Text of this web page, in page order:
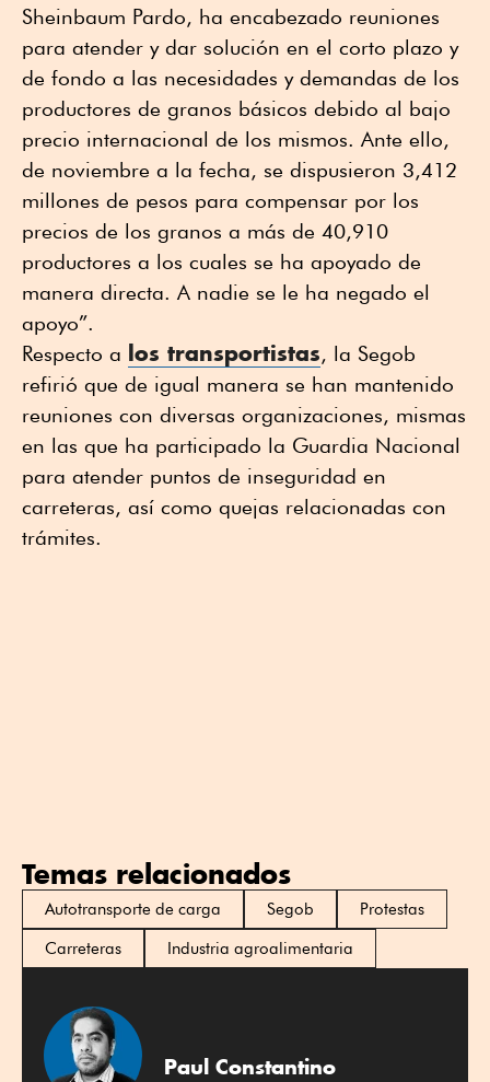
Sheinbaum Pardo, ha encabezado reuniones
para atender y dar solución en el corto plazo y
de fondo a las necesidades y demandas de los
productores de granos básicos debido al bajo
precio internacional de los mismos. Ante ello,
de noviembre a la fecha, se dispusieron 3,412
millones de pesos para compensar por los
precios de los granos a más de 40,910
productores a los cuales se ha apoyado de
manera directa. A nadie se le ha negado el
apoyo”.
Respecto a los transportistas, la Segob
refirió que de igual manera se han mantenido
reuniones con diversas organizaciones, mismas
en las que ha participado la Guardia Nacional
para atender puntos de inseguridad en
carreteras, así como quejas relacionadas con
trámites.
Temas relacionados
Autotransporte de carga Segob
Protestas
Carreteras
Industria agroalimentaria
Paul Constantino